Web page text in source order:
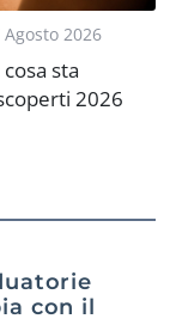
Agosto 2026
sta
2026
con il